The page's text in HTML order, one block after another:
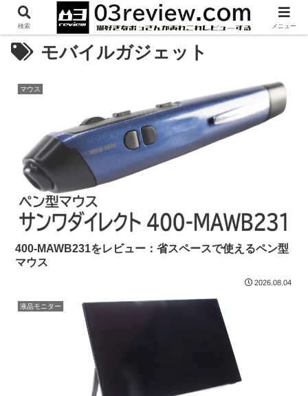
モバイルガジェット
マウス
400-MAWB231をレビュー：省スペースで使えるペン型
マウス
2026.08.04
液晶モニター
検索 メニュー